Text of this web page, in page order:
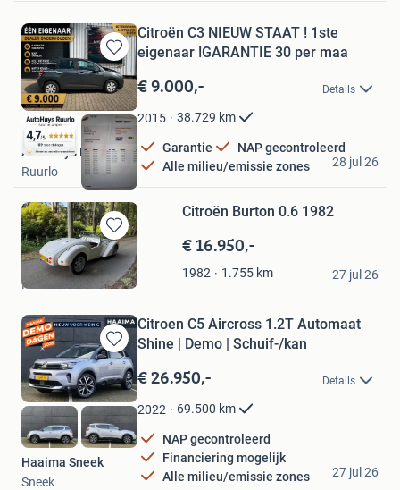
Bewaren
in
Mijn
Favorieten
Citroën C3 NIEUW STAAT ! 1ste
eigenaar !GARANTIE 30 per maa
€ 9.000,- Details
2015 38.729 km
Garantie
NAP gecontroleerd
Alle milieu/emissie zones
AutoHuys Ruurlo
Ruurlo
28 jul 26
Bewaren
in
Mijn
Favorieten
Citroën Burton 0.6 1982
€ 16.950,-
1982 1.755 km
Marcus
Raalte
27 jul 26
Bewaren
in
Mijn
Favorieten
Citroen C5 Aircross 1.2T Automaat
Shine | Demo | Schuif-/kan
€ 26.950,- Details
2022 69.500 km
NAP gecontroleerd
Financiering mogelijk
Alle milieu/emissie zones
Haaima Sneek
Sneek
27 jul 26